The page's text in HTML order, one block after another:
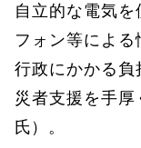
自立的な電気を
フォン等によ
行政にかかる負
災者支援を手
氏）。